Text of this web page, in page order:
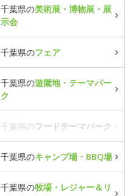
千葉県の美術展・博物展・展
示会
千葉県のフェア
千葉県の遊園地・テーマパー
ク
千葉県のフードテーマパーク
千葉県のキャンプ場・BBQ場
千葉県の牧場・レジャー＆リ